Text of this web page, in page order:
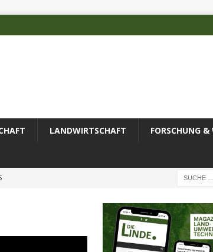
LANDWIRTSCHAFT FORSCHUNG &
Umweltproben